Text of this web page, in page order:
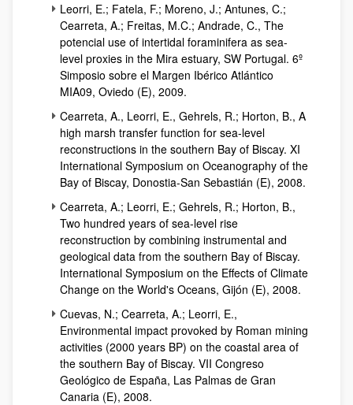
Leorri, E.; Fatela, F.; Moreno, J.; Antunes, C.;
Cearreta, A.; Freitas, M.C.; Andrade, C., The
potencial use of intertidal foraminifera as sea-
level proxies in the Mira estuary, SW Portugal. 6º
Simposio sobre el Margen Ibérico Atlántico
MIA09, Oviedo (E), 2009.
Cearreta, A., Leorri, E., Gehrels, R.; Horton, B., A
high marsh transfer function for sea-level
reconstructions in the southern Bay of Biscay. XI
International Symposium on Oceanography of the
Bay of Biscay, Donostia-San Sebastián (E), 2008.
Cearreta, A.; Leorri, E.; Gehrels, R.; Horton, B.,
Two hundred years of sea-level rise
reconstruction by combining instrumental and
geological data from the southern Bay of Biscay.
International Symposium on the Effects of Climate
Change on the World's Oceans, Gijón (E), 2008.
Cuevas, N.; Cearreta, A.; Leorri, E.,
Environmental impact provoked by Roman mining
activities (2000 years BP) on the coastal area of
the southern Bay of Biscay. VII Congreso
Geológico de España, Las Palmas de Gran
Canaria (E), 2008.